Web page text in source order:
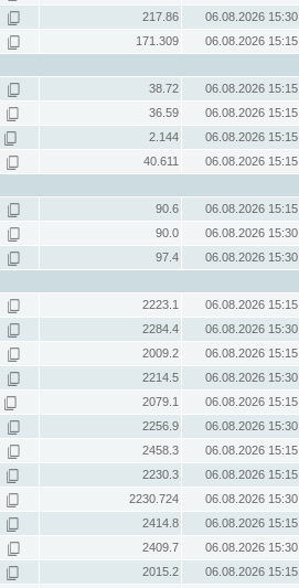
217.86
06.08.2026 15:30
171.309
06.08.2026 15:15
38.72
06.08.2026 15:15
36.59
06.08.2026 15:15
2.144
06.08.2026 15:15
40.611
06.08.2026 15:15
90.6
06.08.2026 15:15
90.0
06.08.2026 15:30
97.4
06.08.2026 15:30
2223.1
06.08.2026 15:15
2284.4
06.08.2026 15:30
2009.2
06.08.2026 15:15
2214.5
06.08.2026 15:30
2079.1
06.08.2026 15:15
2256.9
06.08.2026 15:30
2458.3
06.08.2026 15:15
2230.3
06.08.2026 15:15
2230.724
06.08.2026 15:30
2414.8
06.08.2026 15:15
2409.7
06.08.2026 15:30
2015.2
06.08.2026 15:15